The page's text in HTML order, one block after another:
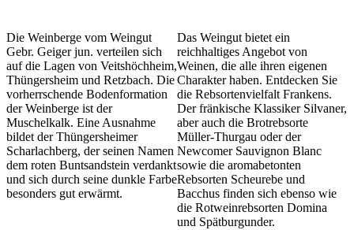
Das Weingut bietet ein
reichhaltiges Angebot von
Weinen, die alle ihren eigenen
Charakter haben. Entdecken Sie
die Rebsortenvielfalt Frankens.
Der fränkische Klassiker Silvaner,
aber auch die Brotrebsorte
Müller-Thurgau oder der
Newcomer Sauvignon Blanc
sowie die aromabetonten
Rebsorten Scheurebe und
Bacchus finden sich ebenso wie
die Rotweinrebsorten Domina
und Spätburgunder.
Die Weinberge vom Weingut
Gebr. Geiger jun. verteilen sich
auf die Lagen von Veitshöchheim,
Thüngersheim und Retzbach. Die
vorherrschende Bodenformation
der Weinberge ist der
Muschelkalk. Eine Ausnahme
bildet der Thüngersheimer
Scharlachberg, der seinen Namen
dem roten Buntsandstein verdankt
und sich durch seine dunkle Farbe
besonders gut erwärmt.